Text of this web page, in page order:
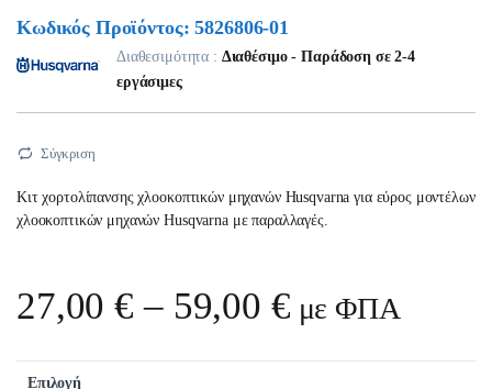
Κωδικός Προϊόντος: 5826806-01
Διαθεσιμότητα : Διαθέσιμο - Παράδοση σε 2-4
εργάσιμες
Σύγκριση
Κιτ χορτολίπανσης χλοοκοπτικών μηχανών Husqvarna για εύρος μοντέλων
χλοοκοπτικών μηχανών Husqvarna με παραλλαγές.
27,00€ – 59,00 €Price range:
με ΦΠΑ
Επιλογή